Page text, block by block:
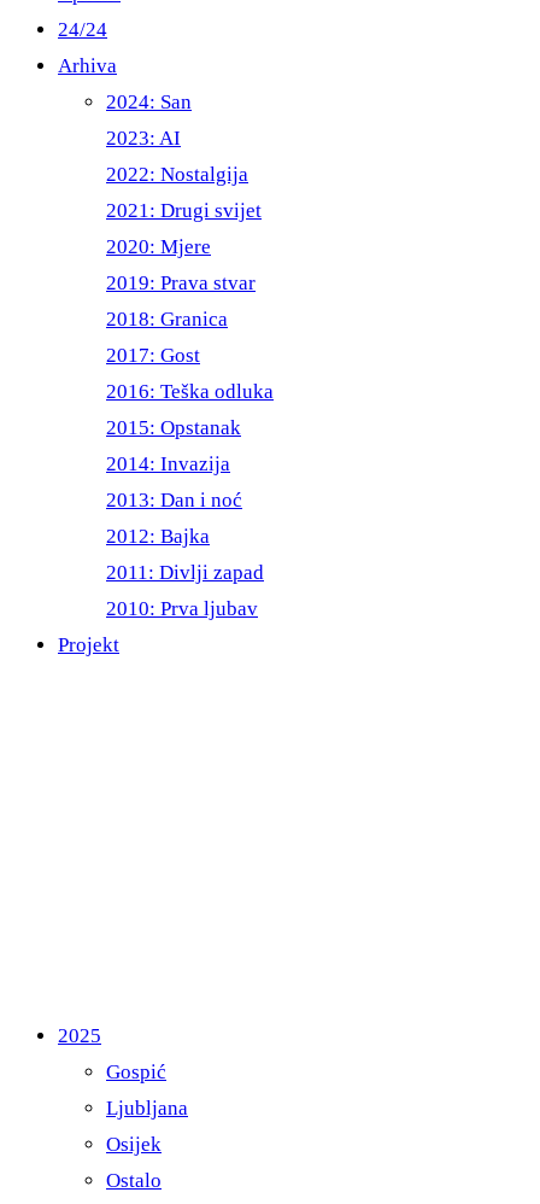
24/24
Arhiva
2024: San
2023: AI
2022: Nostalgija
2021: Drugi svijet
2020: Mjere
2019: Prava stvar
2018: Granica
2017: Gost
2016: Teška odluka
2015: Opstanak
2014: Invazija
2013: Dan i noć
2012: Bajka
2011: Divlji zapad
2010: Prva ljubav
Projekt
2025
Gospić
Ljubljana
Osijek
Ostalo